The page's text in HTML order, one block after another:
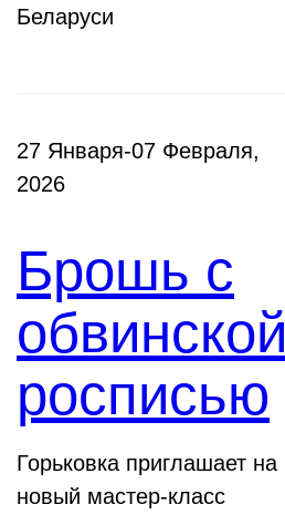
Беларуси
27 Января-07 Февраля,
2026
Брошь с
обвинской
росписью
Горьковка приглашает на
новый мастер-класс